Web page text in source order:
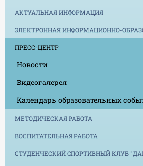
АКТУАЛЬНАЯ ИНФОРМАЦИЯ
ЭЛЕКТРОННАЯ ИНФОРМАЦИОННО-
ПРЕСС-ЦЕНТР
Новости
Видеогалерея
Календарь образовательных
МЕТОДИЧЕСКАЯ РАБОТА
ВОСПИТАТЕЛЬНАЯ РАБОТА
СТУДЕНЧЕСКИЙ СПОРТИВНЫЙ КЛУБ